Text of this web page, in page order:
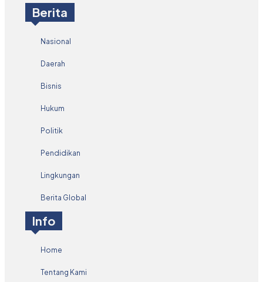
Berita
Nasional
Daerah
Bisnis
Hukum
Politik
Pendidikan
Lingkungan
Berita Global
Info
Home
Tentang Kami